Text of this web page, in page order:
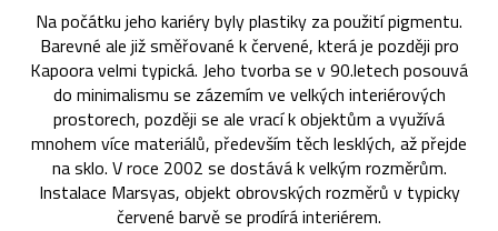
Na počátku jeho kariéry byly plastiky za použití pigmentu.
Barevné ale již směřované k červené, která je později pro
Kapoora velmi typická. Jeho tvorba se v 90.letech posouvá
do minimalismu se zázemím ve velkých interiérových
prostorech, později se ale vrací k objektům a využívá
mnohem více materiálů, především těch lesklých, až přejde
na sklo. V roce 2002 se dostává k velkým rozměrům.
Instalace Marsyas, objekt obrovských rozměrů v typicky
červené barvě se prodírá interiérem.